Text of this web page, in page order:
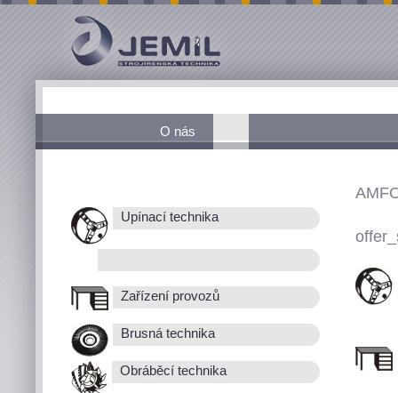
O nás
Upínací technika
Zařízení provozů
Brusná technika
Obráběcí technika